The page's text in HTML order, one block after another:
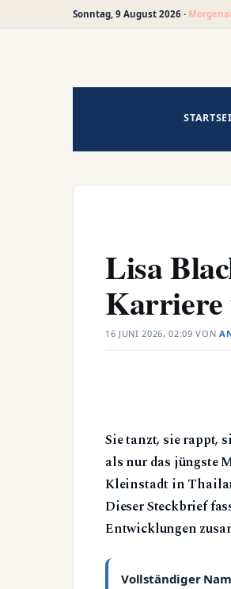
Sonntag, 9 August 2026 ·
Lisa
Karriere
16 JUNI 2026, 02:09 VON
Sie tanzt, sie rappt,
als nur das jüngste
Kleinstadt in
Dieser Steckbrief
Entwicklungen
Vollständiger